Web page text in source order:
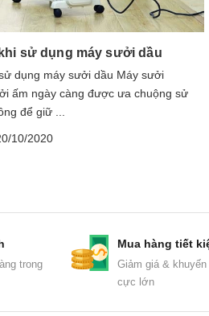
sử dụng máy sưởi dầu
dụng máy sưởi dầu Máy sưởi
ấm ngày càng được ưa chuộng sử
để giữ ...
10/2020
trong
Mua hàng tiết
Giảm giá &
cực lớn